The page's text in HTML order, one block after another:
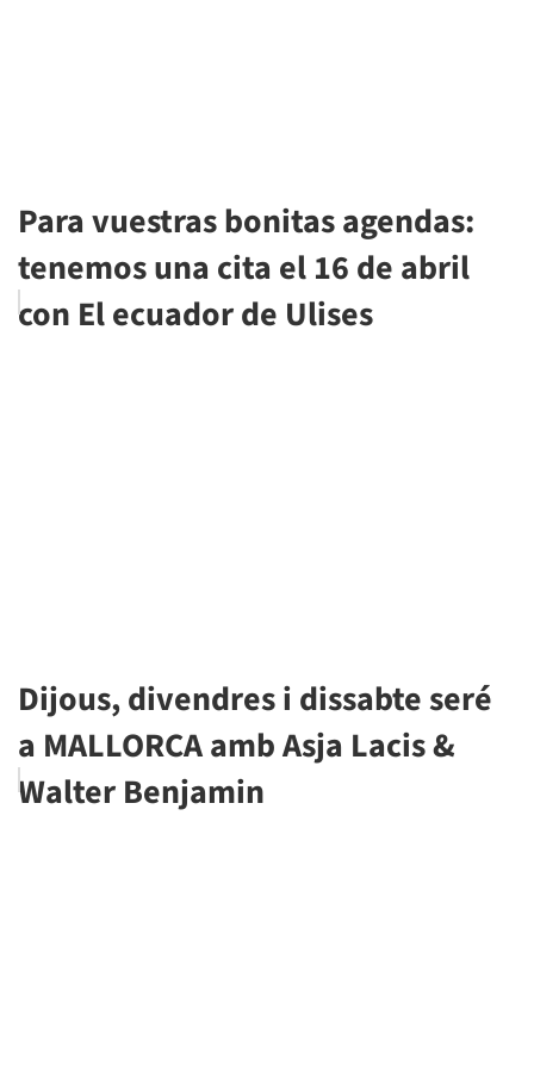
Para vuestras bonitas agendas:
tenemos una cita el 16 de abril
con El ecuador de Ulises
Dijous, divendres i dissabte seré
a MALLORCA amb Asja Lacis &
Walter Benjamin